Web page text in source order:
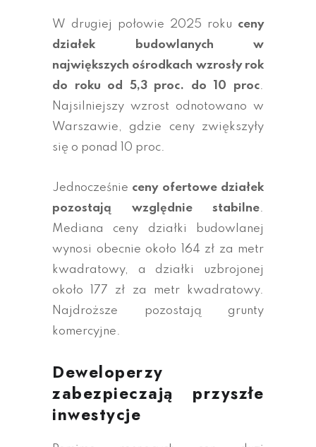
W drugiej połowie 2025 roku ceny
działek budowlanych w
największych ośrodkach wzrosły rok
do roku od 5,3 proc. do 10 proc.
Najsilniejszy wzrost odnotowano w
Warszawie, gdzie ceny zwiększyły
się o ponad 10 proc.
Jednocześnie ceny ofertowe działek
pozostają względnie stabilne.
Mediana ceny działki budowlanej
wynosi obecnie około 164 zł za metr
kwadratowy, a działki uzbrojonej
około 177 zł za metr kwadratowy.
Najdroższe pozostają grunty
komercyjne.
Deweloperzy
zabezpieczają przyszłe
inwestycje